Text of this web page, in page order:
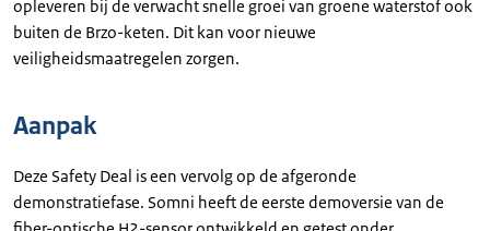
opleveren bij de verwacht snelle groei van groene waterstof ook
buiten de Brzo-keten. Dit kan voor nieuwe
veiligheidsmaatregelen zorgen.
Aanpak
Deze Safety Deal is een vervolg op de afgeronde
demonstratiefase. Somni heeft de eerste demoversie van de